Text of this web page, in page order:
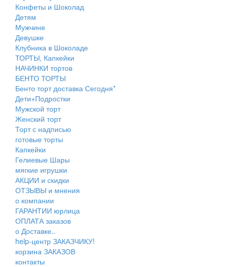
Конфеты и Шоколад
Детям
Мужчине
Девушке
Клубника в Шоколаде
ТОРТЫ, Капкейки
НАЧИНКИ тортов
БЕНТО ТОРТЫ
Бенто торт доставка Сегодня*
Дети+Подростки
Мужской торт
Женский торт
Торт с надписью
готовые торты
Капкейки
Гелиевые Шары
мягкие игрушки
АКЦИИ и скидки
ОТЗЫВЫ и мнения
о компании
ГАРАНТИИ юрлица
ОПЛАТА заказов
о Доставке..
help-центр ЗАКАЗЧИКУ!
корзина ЗАКАЗОВ
контакты